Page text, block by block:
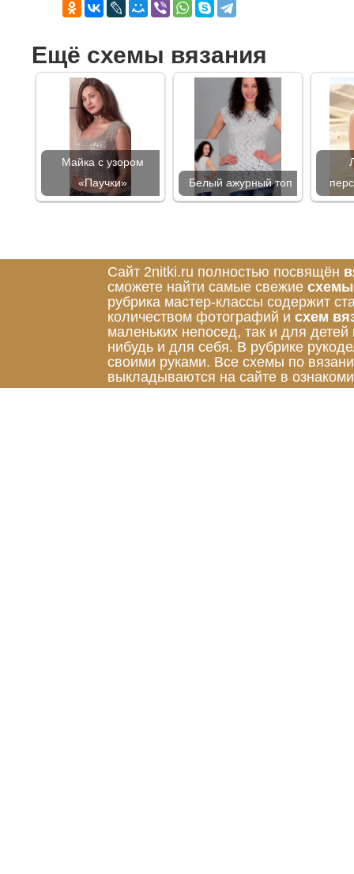
Ещё схемы вязания
Майка с узором
«Паучки»
Белый ажурный топ
Сайт 2nitki.ru полностью посвящён
сможете найти самые свежие схемы
рубрика мастер-классы содержит
количеством фотографий и схем
маленьких непосед, так и для
нибудь и для себя. В рубрике
своими руками. Все схемы по
выкладываются на сайте в